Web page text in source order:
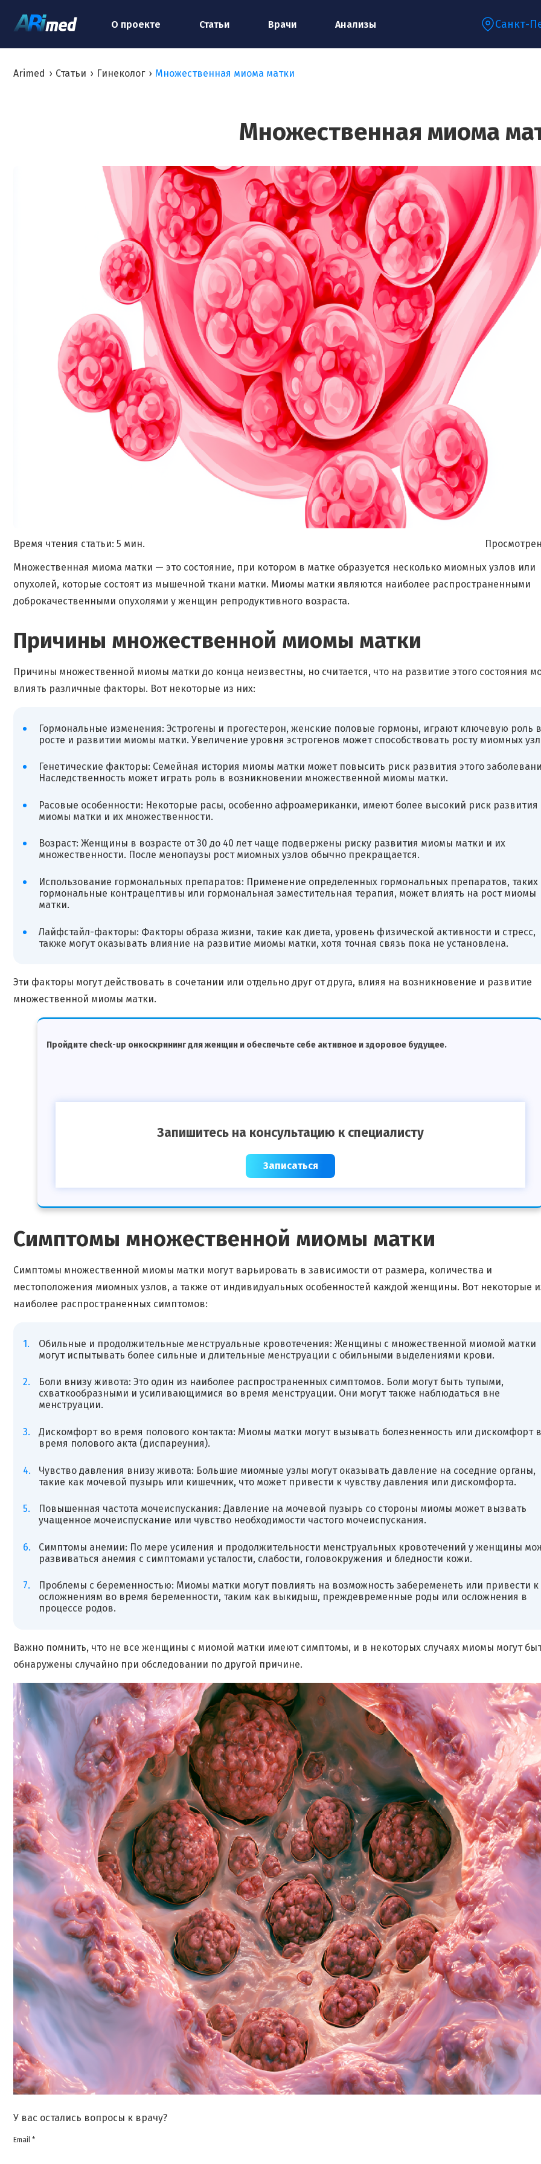
О проекте Статьи Врачи Анализы Санкт-
Arimed › Статьи › Гинеколог › Множественная миома матки
Множественная миома
Время чтения статьи: 5 мин.
Множественная миома матки — это состояние, при котором в матке образуется несколько миомных узлов или
опухолей, которые состоят из мышечной ткани матки. Миомы матки являются наиболее распространенными
доброкачественными опухолями у женщин репродуктивного возраста.
Причины множественной миомы матки
Причины множественной миомы матки до конца неизвестны, но считается, что на развитие этого состояния
влиять различные факторы. Вот некоторые из них:
Гормональные изменения: Эстрогены и прогестерон, женские половые гормоны, играют ключевую роль в
росте и развитии миомы матки. Увеличение уровня эстрогенов может способствовать росту миомных
Генетические факторы: Семейная история миомы матки может повысить риск развития этого
Наследственность может играть роль в возникновении множественной миомы матки.
Расовые особенности: Некоторые расы, особенно афроамериканки, имеют более высокий риск развития
миомы матки и их множественности.
Возраст: Женщины в возрасте от 30 до 40 лет чаще подвержены риску развития миомы матки и их
множественности. После менопаузы рост миомных узлов обычно прекращается.
Использование гормональных препаратов: Применение определенных гормональных препаратов, таких
гормональные контрацептивы или гормональная заместительная терапия, может влиять на рост миомы
матки.
Лайфстайл-факторы: Факторы образа жизни, такие как диета, уровень физической активности и стресс,
также могут оказывать влияние на развитие миомы матки, хотя точная связь пока не установлена.
Эти факторы могут действовать в сочетании или отдельно друг от друга, влияя на возникновение и развитие
множественной миомы матки.
Пройдите check-up онкоскрининг для женщин и обеспечьте себе активное и здоровое будущее.
Запишитесь на консультацию к специалисту
Записаться
Симптомы множественной миомы матки
Симптомы множественной миомы матки могут варьировать в зависимости от размера, количества и
местоположения миомных узлов, а также от индивидуальных особенностей каждой женщины. Вот некоторые
наиболее распространенных симптомов:
Обильные и продолжительные менструальные кровотечения: Женщины с множественной миомой матки
могут испытывать более сильные и длительные менструации с обильными выделениями крови.
Боли внизу живота: Это один из наиболее распространенных симптомов. Боли могут быть тупыми,
схваткообразными и усиливающимися во время менструации. Они могут также наблюдаться вне
менструации.
Дискомфорт во время полового контакта: Миомы матки могут вызывать болезненность или дискомфорт
время полового акта (диспареуния).
Чувство давления внизу живота: Большие миомные узлы могут оказывать давление на соседние органы,
такие как мочевой пузырь или кишечник, что может привести к чувству давления или дискомфорта.
Повышенная частота мочеиспускания: Давление на мочевой пузырь со стороны миомы может вызвать
учащенное мочеиспускание или чувство необходимости частого мочеиспускания.
Симптомы анемии: По мере усиления и продолжительности менструальных кровотечений у женщины
развиваться анемия с симптомами усталости, слабости, головокружения и бледности кожи.
Проблемы с беременностью: Миомы матки могут повлиять на возможность забеременеть или привести к
осложнениям во время беременности, таким как выкидыш, преждевременные роды или осложнения в
процессе родов.
Важно помнить, что не все женщины с миомой матки имеют симптомы, и в некоторых случаях миомы могут
обнаружены случайно при обследовании по другой причине.
У вас остались вопросы к врачу?
Email *
Ваш телефон:*
Ваш e-mail:*
Я согласен наобработку моих персональных данных